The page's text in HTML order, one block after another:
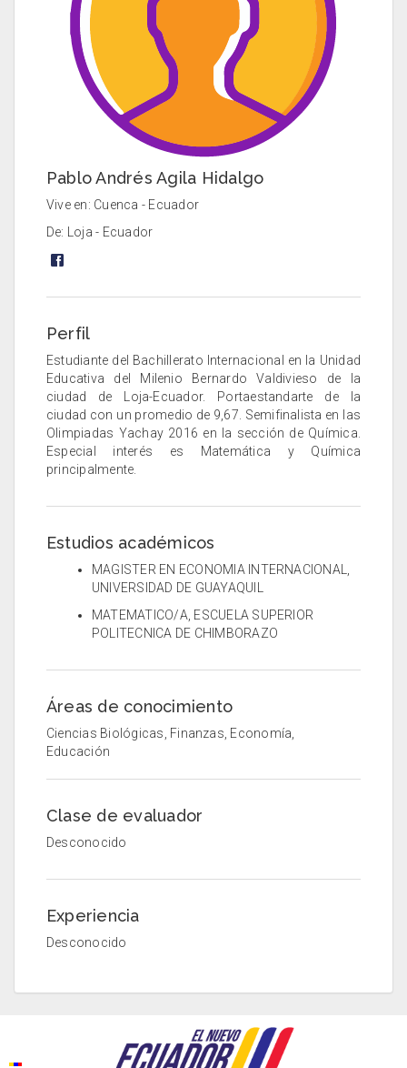
Pablo Andrés Agila Hidalgo
Vive en: Cuenca - Ecuador
De: Loja - Ecuador
Perfil
Estudiante del Bachillerato Internacional en la Unidad
Educativa del Milenio Bernardo Valdivieso de la
ciudad de Loja-Ecuador. Portaestandarte de la
ciudad con un promedio de 9,67. Semifinalista en las
Olimpiadas Yachay 2016 en la sección de Química.
Especial interés es Matemática y Química
principalmente.
Estudios académicos
MAGISTER EN ECONOMIA INTERNACIONAL,
UNIVERSIDAD DE GUAYAQUIL
MATEMATICO/A, ESCUELA SUPERIOR
POLITECNICA DE CHIMBORAZO
Áreas de conocimiento
Ciencias Biológicas, Finanzas, Economía,
Educación
Clase de evaluador
Desconocido
Experiencia
Desconocido